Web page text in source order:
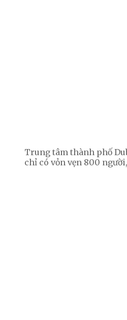
Trung tâm thành phố
chỉ có vỏn vẹn 800